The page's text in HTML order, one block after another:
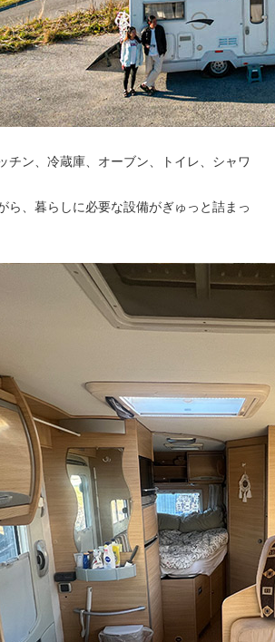
チン、冷蔵庫、オーブン、トイレ、シャワ
ら、暮らしに必要な設備がぎゅっと詰まっ